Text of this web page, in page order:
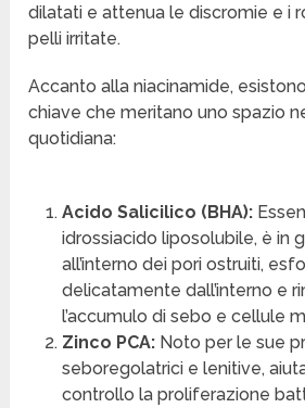
dilatati e attenua le discromie e i
pelli irritate.
Accanto alla niacinamide,
chiave che meritano uno spazio
quotidiana:
Acido Salicilico (BHA):
idrossiacido liposolubile, è in
all’interno dei pori ostruiti,
delicatamente dall’interno e
l’accumulo di sebo e cellule
Zinco PCA:Noto per le sue
seboregolatrici e lenitive,
controllo la proliferazione